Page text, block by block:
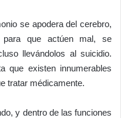
se apodera del cerebro,
que actúen mal, se
llevándolos al suicidio.
que existen innumerables
tratar médicamente.
y dentro de las funciones